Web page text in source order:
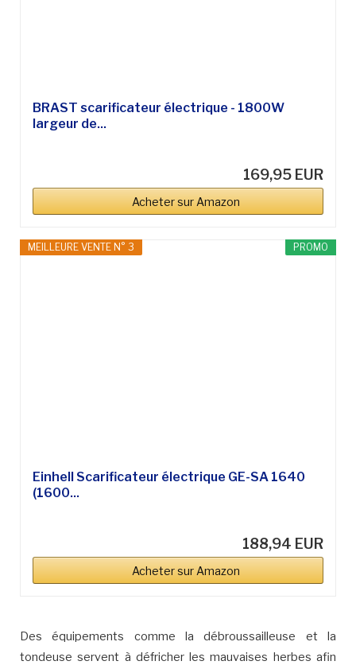
BRAST scarificateur électrique - 1800W
largeur de...
169,95 EUR
Acheter sur Amazon
PROMO
MEILLEURE VENTE N° 3
Einhell Scarificateur électrique GE-SA 1640
(1600...
188,94 EUR
Acheter sur Amazon
Des équipements comme la débroussailleuse et la
tondeuse servent à défricher les mauvaises herbes afin